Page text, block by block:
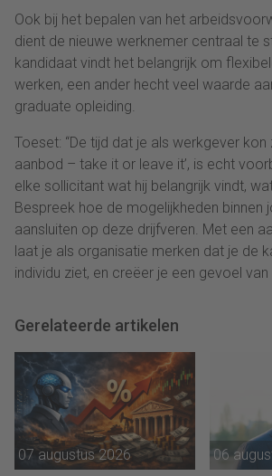
Ook bij het bepalen van het
dient de nieuwe werknemer centraal te
kandidaat vindt het belangrijk om
werken, een ander hecht veel waarde
graduate opleiding.
Toeset: “De tijd dat je als werkgever kon
aanbod – take it or leave it’, is echt
elke sollicitant wat hij belangrijk vindt,
Bespreek hoe de mogelijkheden binnen
aansluiten op deze drijfveren. Met een
laat je als organisatie merken dat je de
individu ziet, en creëer je een gevoel van
Gerelateerde artikelen
07 augustus 2026 06